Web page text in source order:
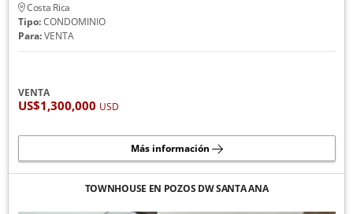
Costa Rica
Tipo:CONDOMINIO
Para:VENTA
VENTA
US$1,300,000 USD
Más información
TOWNHOUSE EN POZOS DW SANTA ANA